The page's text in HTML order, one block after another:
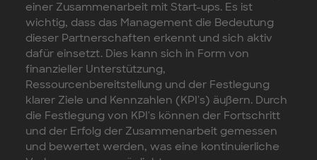
einer Zusammenarbeit mit Start-ups. Es ist
wichtig, dass das Management die Bedeutung
dieser Partnerschaften erkennt und sich aktiv
dafür einsetzt. Dies kann sich in Form von
finanzieller Unterstützung,
Ressourcenbereitstellung und der Festlegung
klarer Ziele und Kennzahlen (KPI's) äußern. Durch
die Festlegung von KPI's können der Fortschritt
und der Erfolg der Zusammenarbeit gemessen
und bewertet werden, was eine kontinuierliche